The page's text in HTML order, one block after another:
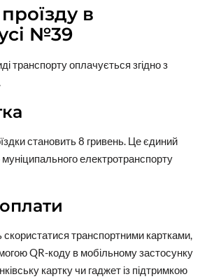
в
№39
транспорту оплачується згідно з
становить 8 гривень. Це єдиний
електротранспорту
транспортними картками,
QR-коду в мобільному застосунку
картку чи гаджет із підтримкою